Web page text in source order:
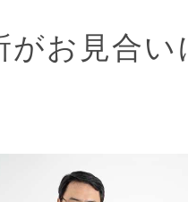
がお見合